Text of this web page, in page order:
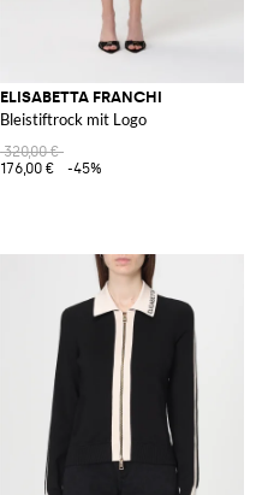
ELISABETTA FRANCHI
Bleistiftrock mit Logo
320,00 €
176,00 €
-45%